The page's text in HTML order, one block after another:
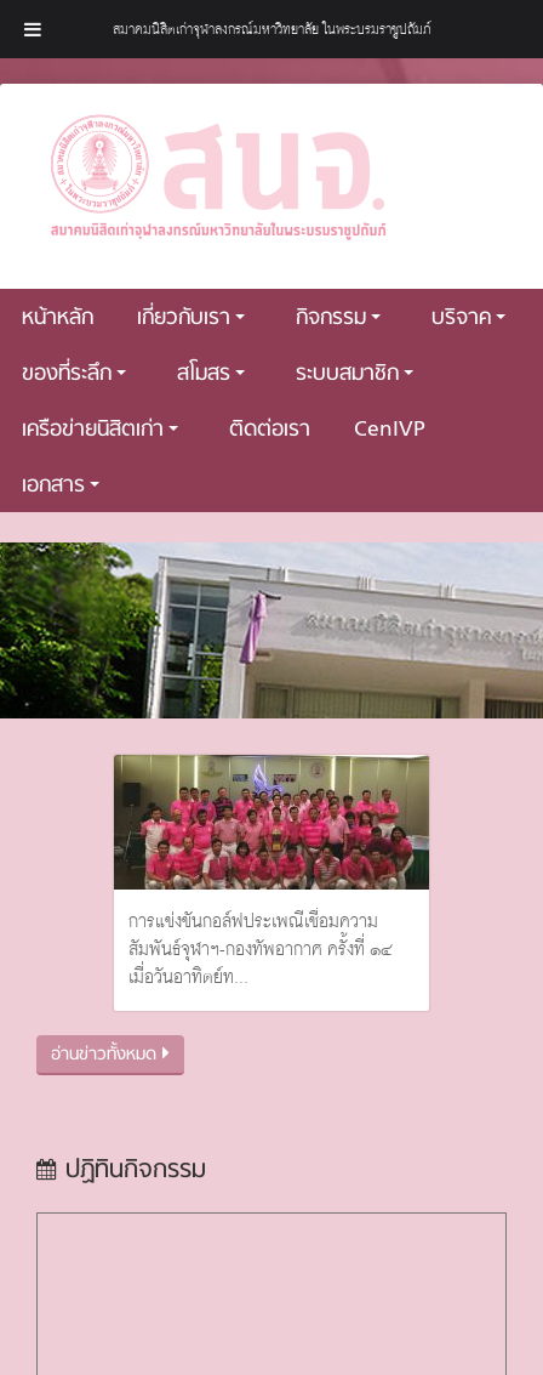
หน้าหลัก เกี่ยวกับเรา กิจกรรม
บริจาค
ของที่ระลึก
สโมสร
ระบบสมาชิก
เครือข่ายนิสิตเก่า
ติดต่อเรา
CenIVP
เอกสาร
การแข่งขันกอล์ฟประเพณีเชื่อมความ
สัมพันธ์จุฬาฯ-กองทัพอากาศ ครั้งที่ ๑๔
เมื่อวันอาทิตย์ท...
อ่านข่าวทั้งหมด
ปฏิทินกิจกรรม
สมาคมนิสิตเก่าจุฬาลงกรณ์มหาวิทยาลัย ในพระบรมราชูปถัมภ์